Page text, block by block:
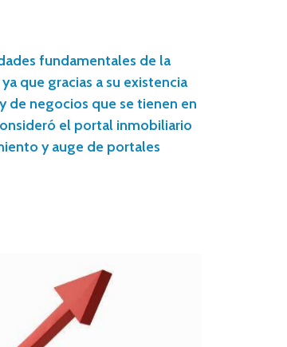
fundamentales de la
que gracias a su existencia
de negocios que se tienen en
el portal inmobiliario
y auge de portales